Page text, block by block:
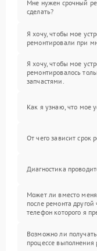
Мне нужен срочный
сделать?
Я хочу, чтобы мое
ремонтировали при
Я хочу, чтобы мое
ремонтировалось
запчастями.
Как я узнаю, что мое
От чего зависит срок
Диагностика
Может ли вместо
после ремонта
телефон которого я
Возможно ли
процессе выполнения